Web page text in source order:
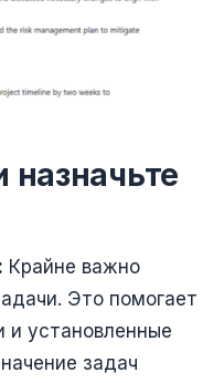
назначьте
Крайне важно
Это помогает
и установленные
задач